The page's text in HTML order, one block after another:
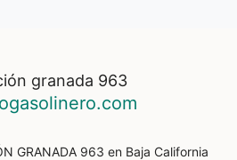
granada 963
GRANADA 963 en Baja California